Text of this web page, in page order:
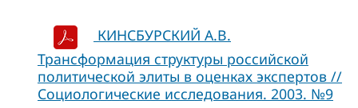
КИНСБУРСКИЙ А.В.
Трансформация структуры российской
политической элиты в оценках экспертов //
Социологические исследования. 2003. №9